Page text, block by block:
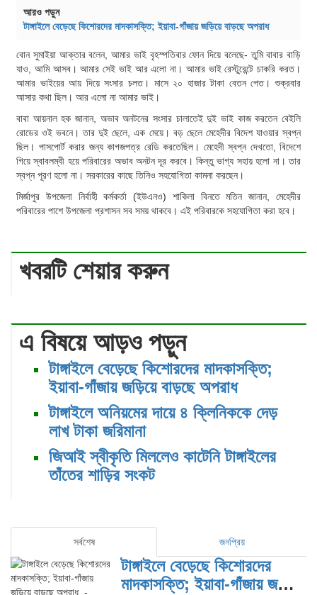
আরও পড়ুন
টাঙ্গাইলে বেড়েছে কিশোরদের মাদকাসক্তি; ইয়াবা-গাঁজায় জড়িয়ে বাড়ছে অপরাধ
বোন সুমাইয়া আক্তার বলেন, আমার ভাই বৃহস্পতিবার ফোন দিয়ে বলেছে- তুমি বাবার বাড়ি
যাও, আমি আসব। আমার সেই ভাই আর এলো না। আমার ভাই রেস্টুরেন্টে চাকরি করত।
আমার ভাইয়ের আয় দিয়ে সংসার চলত। মাসে ২০ হাজার টাকা বেতন পেত। শুক্রবার
আসার কথা ছিল। আর এলো না আমার ভাই।
বাবা আয়নাল হক জানান, অভাব অনটনের সংসার চালাতেই দুই ভাই কাজ করতেন বেইলি
রোডের ওই ভবনে। তার দুই ছেলে, এক মেয়ে। বড় ছেলে মেহেদীর বিদেশ যাওয়ার স্বপ্ন
ছিল। পাসপোর্ট করার জন্য কাগজপত্র রেডি করতেছিল। মেহেদী স্বপ্ন দেখতো, বিদেশে
গিয়ে স্বাবলম্বী হয়ে পরিবারের অভাব অনটন দূর করবে। কিন্তু ভাগ্য সহায় হলো না। তার
স্বপ্ন পূরণ হলো না। সরকারের কাছে তিনিও সহযোগিতা কামনা করছেন।
মির্জাপুর উপজেলা নির্বাহী কর্মকর্তা (ইউএনও) শাকিলা বিনতে মতিন জানান, মেহেদীর
পরিবারের পাশে উপজেলা প্রশাসন সব সময় থাকবে। এই পরিবারকে সহযোগিতা করা হবে।
খবরটি শেয়ার করুন
এ বিষয়ে আড়ও পড়ুন
টাঙ্গাইলে বেড়েছে কিশোরদের মাদকাসক্তি;
ইয়াবা-গাঁজায় জড়িয়ে বাড়ছে অপরাধ
টাঙ্গাইলে অনিয়মের দায়ে ৪ ক্লিনিককে দেড়
লাখ টাকা জরিমানা
জিআই স্বীকৃতি মিললেও কাটেনি টাঙ্গাইলের
তাঁতের শাড়ির সংকট
সর্বশেষ জনপ্রিয়
টাঙ্গাইলে বেড়েছে কিশোরদের
মাদকাসক্তি; ইয়াবা-গাঁজায় জড়িয়ে